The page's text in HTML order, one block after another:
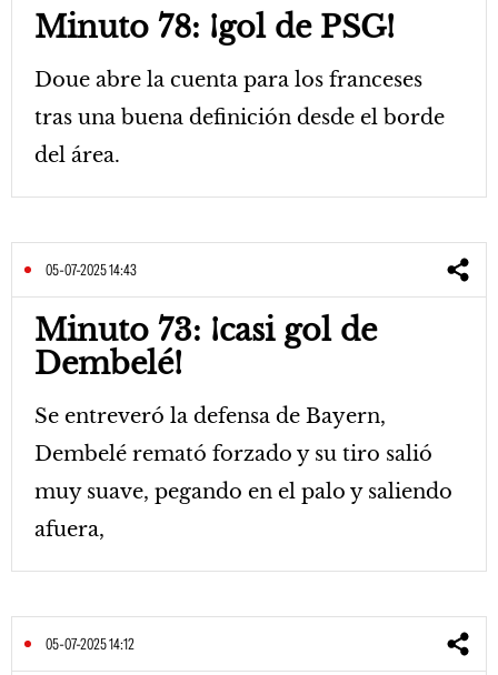
Minuto 78: ¡gol de PSG!
Doue abre la cuenta para los franceses
tras una buena definición desde el borde
del área.
05-07-2025 14:43
Minuto 73: ¡casi gol de
Dembelé!
Se entreveró la defensa de Bayern,
Dembelé remató forzado y su tiro salió
muy suave, pegando en el palo y saliendo
afuera,
05-07-2025 14:12